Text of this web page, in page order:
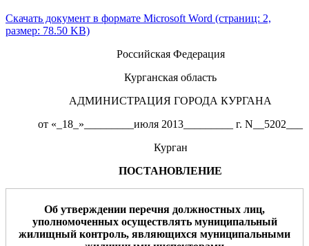
Скачать документ в формате Microsoft Word (страниц: 2,
размер: 78.50 KB)
Российская Федерация
Курганская область
АДМИНИСТРАЦИЯ ГОРОДА КУРГАНА
от «_18_»_________июля 2013_________ г. N__5202___
Курган
ПОСТАНОВЛЕНИЕ
Об утверждении перечня должностных лиц,
уполномоченныхосуществлять муниципальный
жилищный контроль, являющихся муниципальными